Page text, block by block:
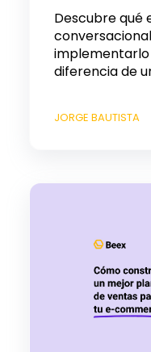
Descubre qué
implementarlo
diferencia de
JORGE BAUTISTA